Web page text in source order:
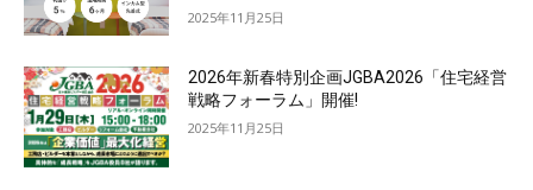
2025年11月25日
2026年新春特別企画JGBA2026「住宅経営
戦略フォーラム」開催!
2025年11月25日